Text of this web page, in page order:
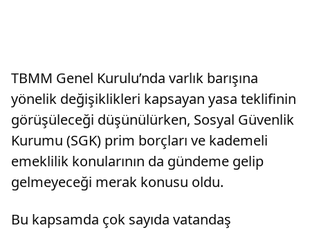
TBMM Genel Kurulu’nda varlık barışına
yönelik değişiklikleri kapsayan yasa teklifinin
görüşüleceği düşünülürken, Sosyal Güvenlik
Kurumu (SGK) prim borçları ve kademeli
emeklilik konularının da gündeme gelip
gelmeyeceği merak konusu oldu.
Bu kapsamda çok sayıda vatandaş